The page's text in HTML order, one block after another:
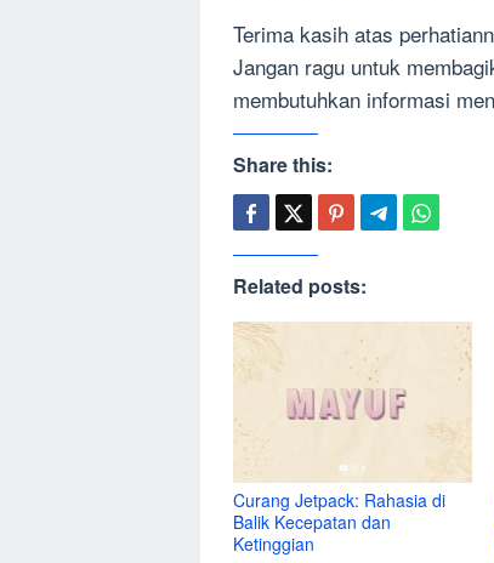
Terima kasih atas
Jangan ragu untuk
membutuhkan informasi
Share this:
Related posts:
Curang Jetpack: Rahasia di
Balik Kecepatan dan
Ketinggian